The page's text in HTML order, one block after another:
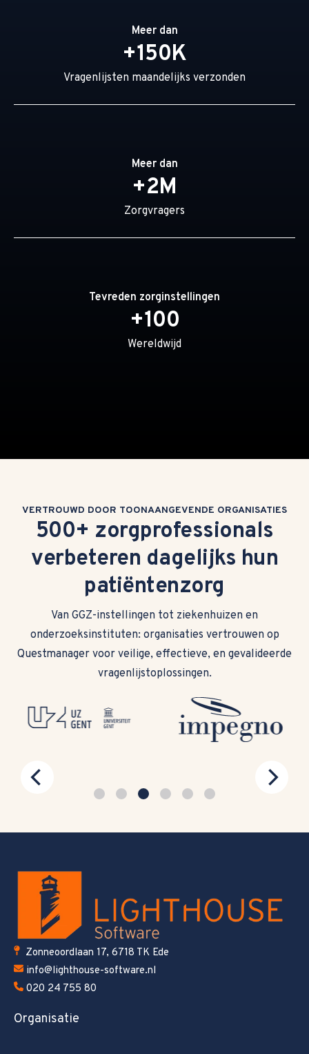
Meer dan
+150K
Vragenlijsten maandelijks verzonden
Meer dan
+2M
Zorgvragers
Tevreden zorginstellingen
+100
Wereldwijd
VERTROUWD DOOR TOONAANGEVENDE ORGANISATIES
500+ zorgprofessionals
verbeteren dagelijks hun
patiëntenzorg
Van GGZ-instellingen tot ziekenhuizen en
onderzoeksinstituten: organisaties vertrouwen op
Questmanager voor veilige, effectieve, en gevalideerde
vragenlijstoplossingen.
Zonneoordlaan 17, 6718 TK Ede
info@lighthouse-software.nl
020 24 755 80
Organisatie